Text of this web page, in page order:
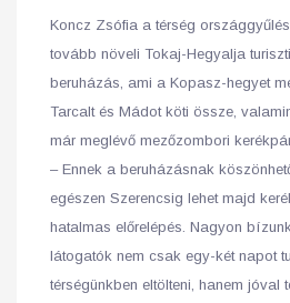
Koncz Zsófia a térség
tovább növeli Tokaj-Hegyalja
beruházás, ami a Kopasz-hegyet
Tarcalt és Mádot köti össze,
már meglévő mezőzombori
– Ennek a beruházásnak
egészen Szerencsig lehet majd
hatalmas előrelépés. Nagyon
látogatók nem csak egy-két napot
térségünkben eltölteni, hanem jóval